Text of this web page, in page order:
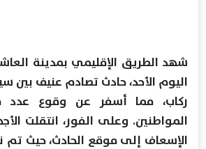
شهد الطريق الإقليمي بمدينة
اليوم الأحد، حادث تصادم عنيف بين
ركاب، مما أسفر عن وقوع عدد
المواطنين. وعلى الفور، انتقلت
الإسعاف إلى موقع الحادث، حيث تم